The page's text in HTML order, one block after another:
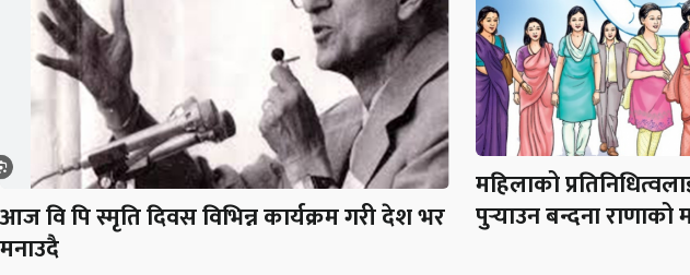
आज वि पि स्मृति दिवस विभिन्न कार्यक्रम गरी देश भर
मनाउदै
महिलाको
पुर्‍याउन बन्दना राणाको